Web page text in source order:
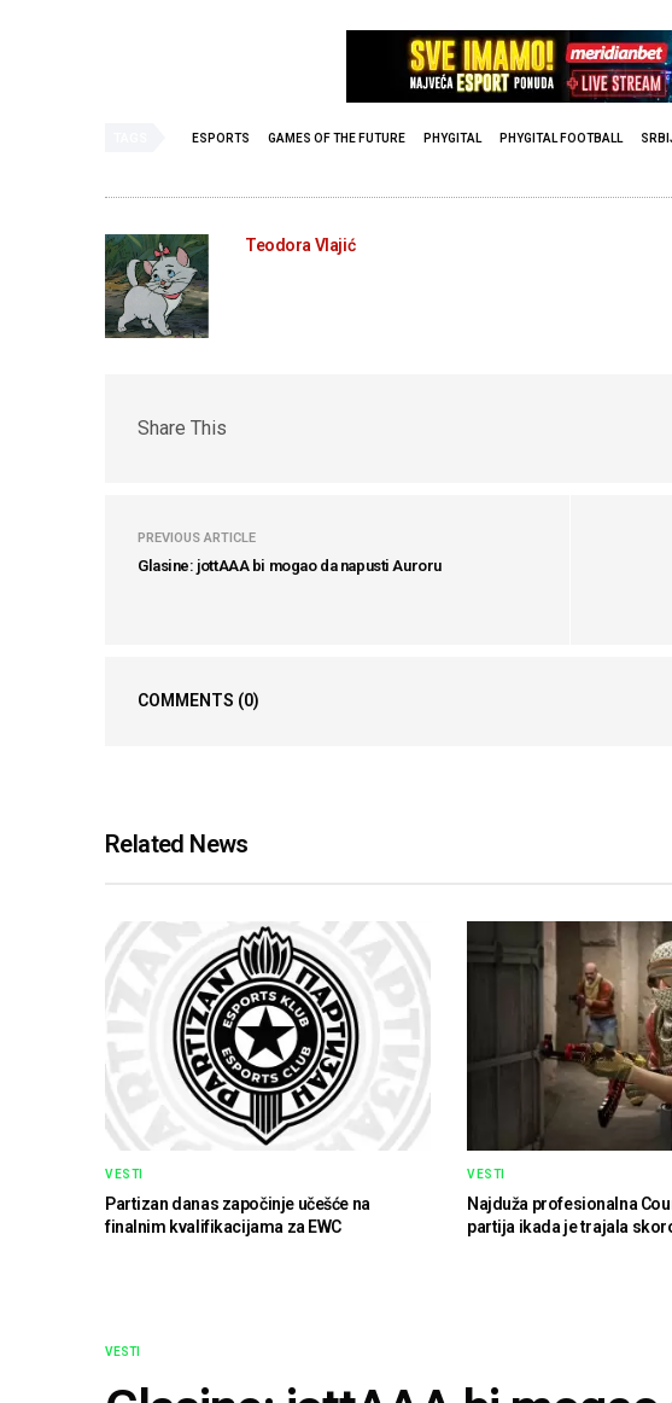
ESPORTS GAMES OF THE FUTURE PHYGITAL PHYGITAL FOOTBALL
Teodora Vlajić
Share This
PREVIOUS ARTICLE
Glasine: jottAAA bi mogao da napusti Auroru
COMMENTS (0)
Related News
VESTI
Partizan danas započinje učešće na
finalnim kvalifikacijama za EWC
VESTI
Najduža profesionalna
partija ikada je trajala
VESTI